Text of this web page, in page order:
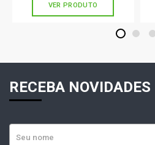
VER PRODUTO
1 2 3
RECEBA NOVIDADES